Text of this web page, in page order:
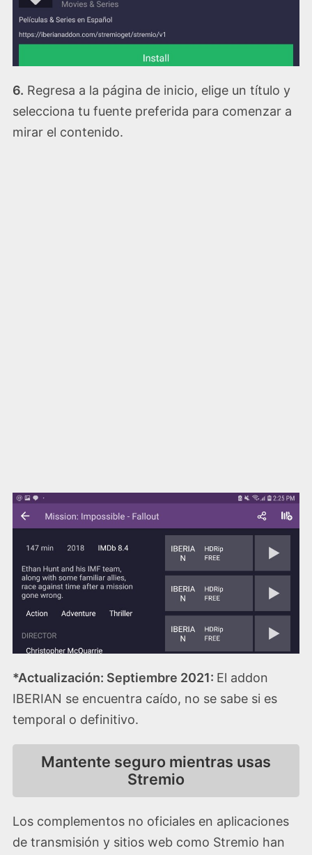
6. Regresa a la página de inicio, elige un título y
selecciona tu fuente preferida para comenzar a
mirar el contenido.
*Actualización: Septiembre 2021: El addon
IBERIAN se encuentra caído, no se sabe si es
temporal o definitivo.
Mantente seguro mientras usas
Stremio
Los complementos no oficiales en aplicaciones
de transmisión y sitios web como Stremio han